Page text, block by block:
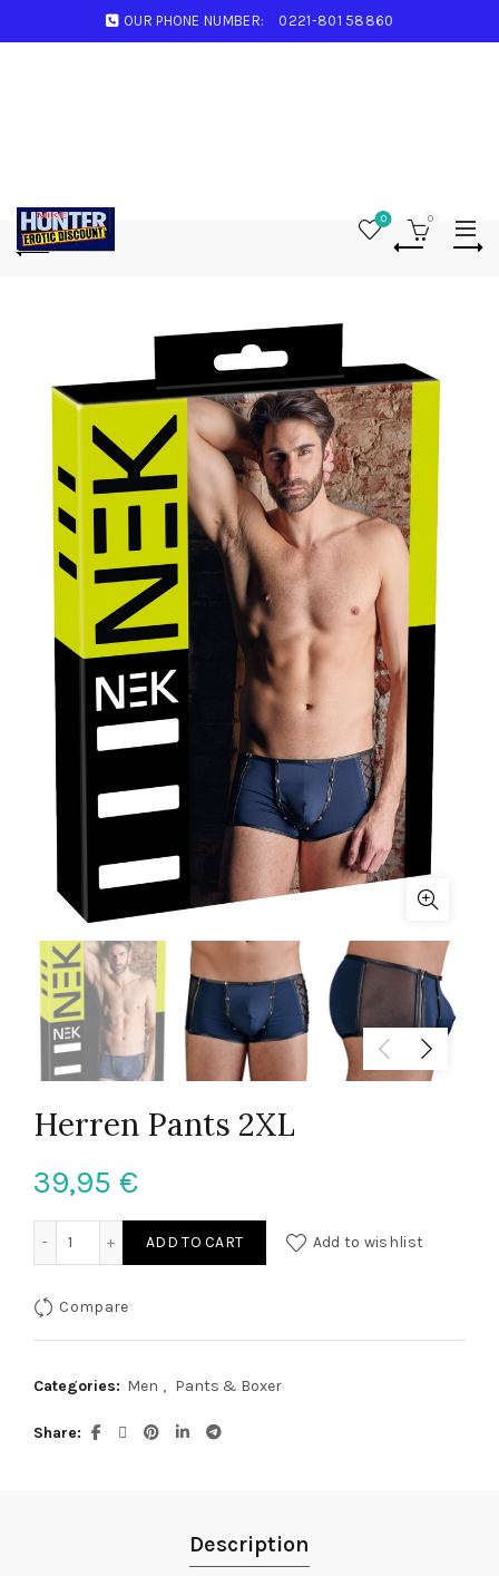
OUR PHONE NUMBER: 0221-801 58860
0 0
Herren Pants 2XL
39,95 €
ADD TO CART Add to wishlist
Compare
Categories: Men , Pants & Boxer
Share
Description